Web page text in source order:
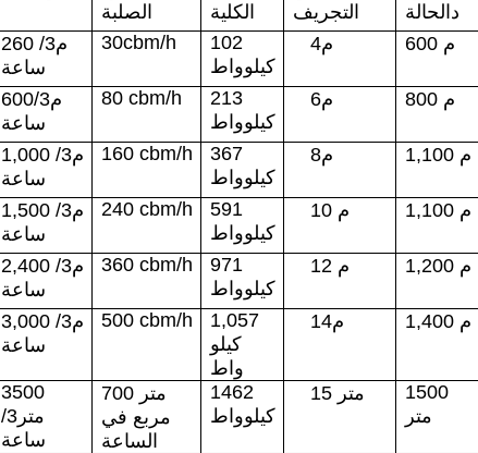
الصلبة
الكلية
التجريف
د الحالة
260 م3/
ساعة
30cbm/h
102
كيلوواط
4م 600 م
600م3/
ساعة
80 cbm/h
213
كيلوواط
6م 800 م
1,000 م3/
ساعة
160 cbm/h
367
كيلوواط
8م 1,100 م
1,500 م3/
ساعة
240 cbm/h
591
كيلوواط
10 م 1,100 م
2,400 م3/
ساعة
360 cbm/h
971
كيلوواط
12 م 1,200 م
3,000 م3/
ساعة
500 cbm/h
1,057
كيلو
واط
14م 1,400 م
3500
متر3/
ساعة
700 متر
مربع في
الساعة
1462
كيلوواط
15 متر
1500
متر